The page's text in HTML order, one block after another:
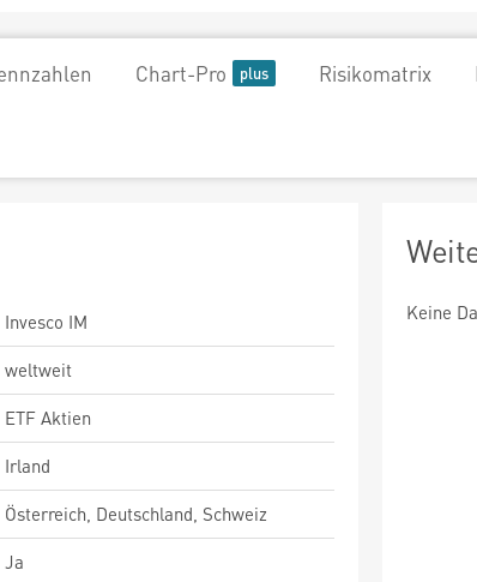
Chart-Pro Risikomatrix
Invesco IM
weltweit
ETF Aktien
Irland
Österreich, Deutschland, Schweiz
Ja
Keine